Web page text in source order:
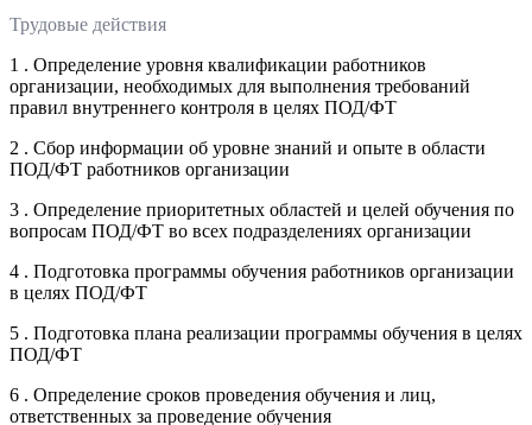
Трудовые действия
1 . Определение уровня квалификации работников
организации, необходимых для выполнения требований
правил внутреннего контроля в целях ПОД/ФТ
2 . Сбор информации об уровне знаний и опыте в области
ПОД/ФТ работников организации
3 . Определение приоритетных областей и целей обучения по
вопросам ПОД/ФТ во всех подразделениях организации
4 . Подготовка программы обучения работников организации
в целях ПОД/ФТ
5 . Подготовка плана реализации программы обучения в целях
ПОД/ФТ
6 . Определение сроков проведения обучения и лиц,
ответственных за проведение обучения